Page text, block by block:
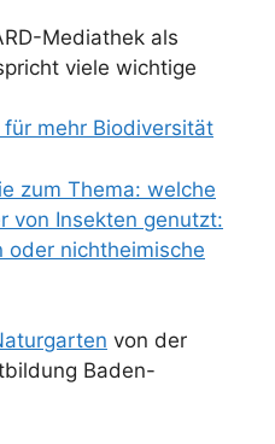
Mediathek als
viele wichtige
für mehr Biodiversität
zum Thema: welche
von Insekten genutzt:
oder nichtheimische
von der
Baden-